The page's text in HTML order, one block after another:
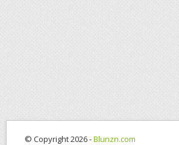
© Copyright 2026 -Blunzn.com